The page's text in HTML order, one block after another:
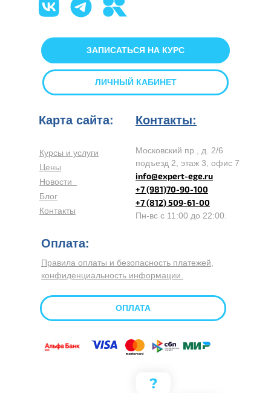
Курсы и услуги
Цены
Новости
Блог
Контакты
Московский пр., д. 2/6
подъезд 2, этаж 3, офис 7
info@expert-ege.ru
+7 (981)70-90-100
+7 (812) 509-61-00
Пн-вс с 11:00 до 22:00.
Правила оплаты и безопасность платежей,
конфиденциальность информации.
Карта сайта: Контакты:
Оплата:
ЗАПИСАТЬСЯ НА КУРС
ОПЛАТА
ЛИЧНЫЙ КАБИНЕТ